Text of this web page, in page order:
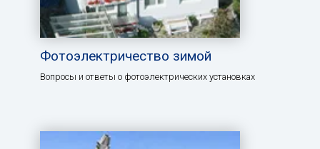
Фотоэлектричество зимой
Вопросы и ответы о фотоэлектрических установках